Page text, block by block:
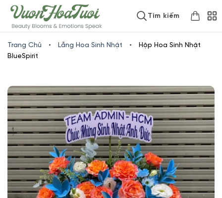
www.vuonhoatuoi.vnSkip
to
content
Tìm kiếm
Trang Chủ • Lẵng Hoa Sinh Nhật •
Hộp Hoa Sinh Nhật
BlueSpirit